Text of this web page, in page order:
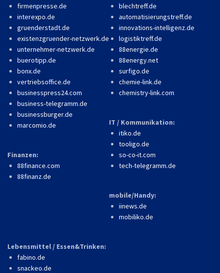
firmenpresse.de
interexpo.de
gruenderstadt.de
existenzgruender-netzwerk.de
unternehmer-netzwerk.de
buerotipp.de
bonx.de
vertriebsoffice.de
businesspress24.com
business-telegramm.de
businessburger.de
marcomio.de
Finanzen:
88finance.com
88finanz.de
blechtreff.de
automatisierungstreff.de
innovations-intelligenz.de
logistiktreff.de
88energie.de
88energy.net
surfigo.de
chemie-link.de
chemistry-link.com
IT / Kommunikation:
itiko.de
tooligo.de
so-co-it.com
tech-telegramm.de
mobile/Handy:
iinews.de
mobiliko.de
Lebensmittel / Essen&Trinken:
fabino.de
snackeo.de